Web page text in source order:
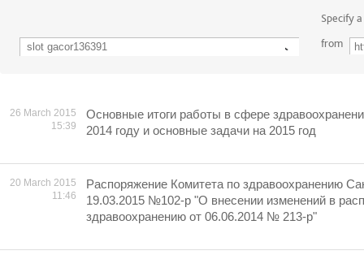
Specify
from
26 March 2015
15:39
Основные итоги работы в сфере
2014 году и основные задачи на 2015 год
20 March 2015
11:46
Распоряжение Комитета по здравоохранению
19.03.2015 №102-р "О внесении изменений в
здравоохранению от 06.06.2014 № 213-р"